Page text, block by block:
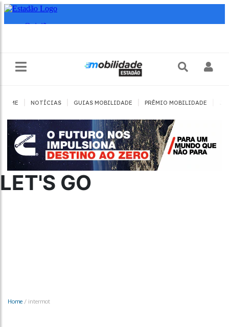
HOME NOTÍCIAS GUIAS MOBILIDADE PRÊMIO MOBILIDADE
LET'S GO
Home / intermot